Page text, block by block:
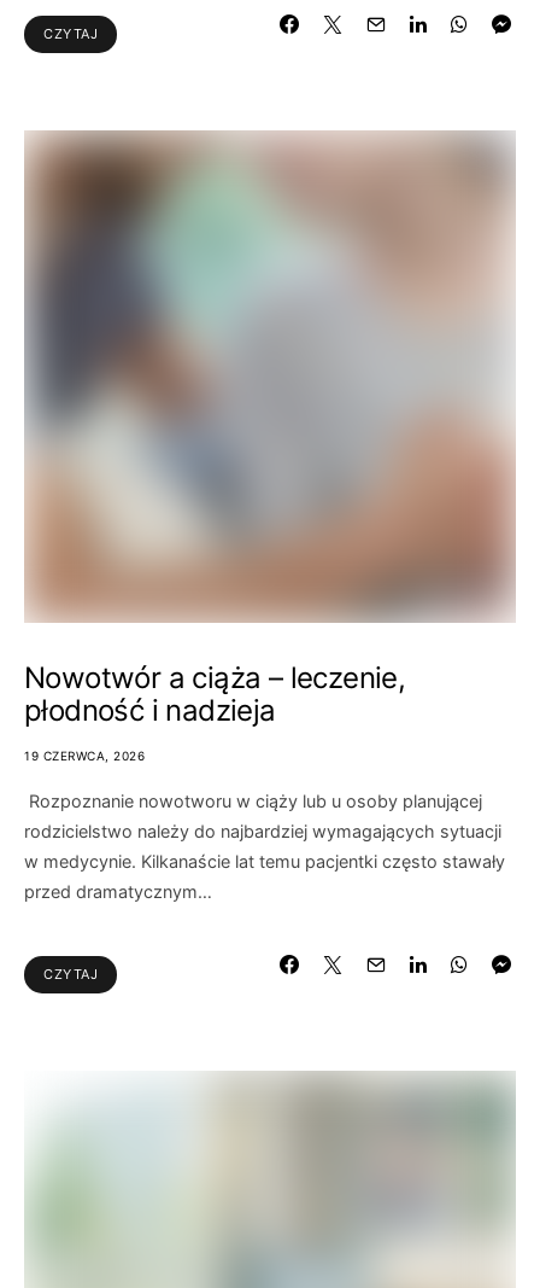
CZYTAJ
Nowotwór a ciąża – leczenie,
płodność i nadzieja
19 CZERWCA, 2026
Rozpoznanie nowotworu w ciąży lub u osoby planującej
rodzicielstwo należy do najbardziej wymagających sytuacji
w medycynie. Kilkanaście lat temu pacjentki często stawały
przed dramatycznym…
CZYTAJ